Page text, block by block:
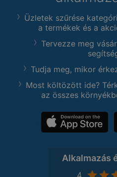
Üzletek szűrése
a termékek és a
Tervezze meg
Tudja meg, mikor
Most költözött ide?
az összes
Alkalmazás